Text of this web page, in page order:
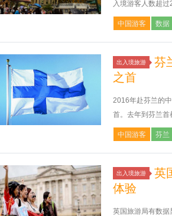
入境游客人数超
中国游客 数据
出入境旅游
芬
之首
2016年赴芬兰的
首。去年到芬兰
中国游客 芬兰
出入境旅游
英
体验
英国旅游局有数